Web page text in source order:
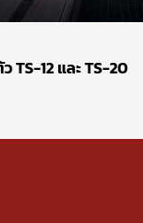
TS-12 และ TS-20